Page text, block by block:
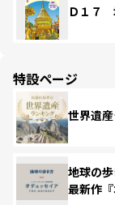
Ｄ１７
特設ページ
世界遺
地球の
最新作『